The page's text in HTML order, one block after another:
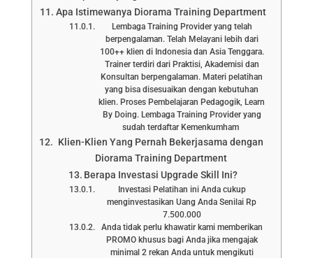
Apa Istimewanya Diorama Training Department
Lembaga Training Provider yang telah
berpengalaman. Telah Melayani lebih dari
100++ klien di Indonesia dan Asia Tenggara.
Trainer terdiri dari Praktisi, Akademisi dan
Konsultan berpengalaman. Materi pelatihan
yang bisa disesuaikan dengan kebutuhan
klien. Proses Pembelajaran Pedagogik, Learn
By Doing. Lembaga Training Provider yang
sudah terdaftar Kemenkumham
Klien-Klien Yang Pernah Bekerjasama dengan
Diorama Training Department
Berapa Investasi Upgrade Skill Ini?
Investasi Pelatihan ini Anda cukup
menginvestasikan Uang Anda Senilai Rp
7.500.000
Anda tidak perlu khawatir kami memberikan
PROMO khusus bagi Anda jika mengajak
minimal 2 rekan Anda untuk mengikuti